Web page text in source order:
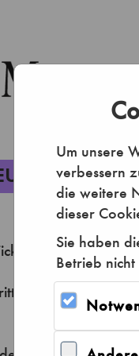
Um unsere
verbessern
die weitere
dieser
Sie haben
Betrieb